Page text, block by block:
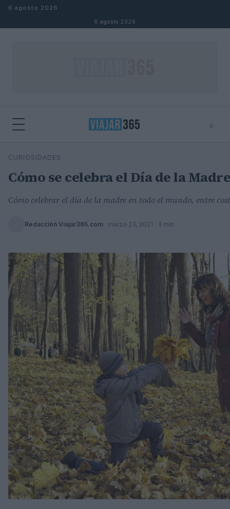
Saltar al contenido
6 agosto 2026
6 agosto 2026
⌕
Buscar
CURIOSIDADES
Cómo se celebra el Día de la
Cómo celebrar el día de la madre en todo el mundo, entre
Redacción Viajar365.com · marzo 23, 2021 · 3 min